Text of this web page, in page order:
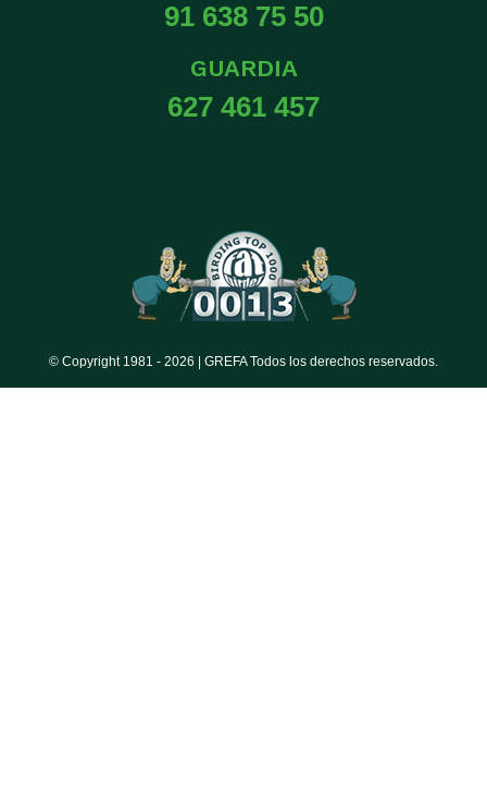
91 638 75 50
GUARDIA
627 461 457
© Copyright 1981 - 2026 | GREFA Todos los derechos reservados.